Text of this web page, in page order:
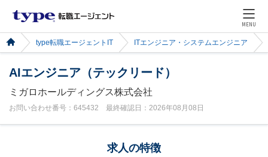
MENU
type転職エージェントIT ITエンジニア・システムエンジニア
AIエンジニア（テックリード）
ミガロホールディングス株式会社
お問い合わせ番号：645432 最終確認日：2026年08月08日
求人の特徴